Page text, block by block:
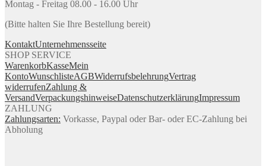
Montag - Freitag 08.00 - 16.00 Uhr
(Bitte halten Sie Ihre Bestellung bereit)
KontaktUnternehmensseite
SHOP SERVICE
WarenkorbKasseMein
KontoWunschlisteAGBWiderrufsbelehrungVertrag
widerrufenZahlung &
VersandVerpackungshinweiseDatenschutzerklärungImpressum
ZAHLUNG
Zahlungsarten: Vorkasse, Paypal oder Bar- oder EC-Zahlung bei
Abholung